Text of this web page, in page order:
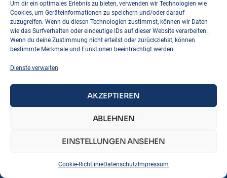
Um dir ein optimales Erlebnis zu bieten, verwenden wir Technologien wie
Cookies, um Geräteinformationen zu speichern und/oder darauf
zuzugreifen. Wenn du diesen Technologien zustimmst, können wir Daten
wie das Surfverhalten oder eindeutige IDs auf dieser Website verarbeiten.
Wenn du deine Zustimmung nicht erteilst oder zurückziehst, können
bestimmte Merkmale und Funktionen beeinträchtigt werden.
Dienste verwalten
AKZEPTIEREN
ABLEHNEN
EINSTELLUNGEN ANSEHEN
Cookie-RichtlinieDatenschutz Impressum
Links
BTSV
BLSV
Korbball Regeln